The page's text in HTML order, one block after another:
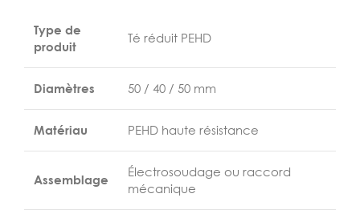
Type de
produit
Té réduit PEHD
Diamètres 50 / 40 / 50 mm
Matériau PEHD haute résistance
Assemblage
Électrosoudage ou raccord
mécanique